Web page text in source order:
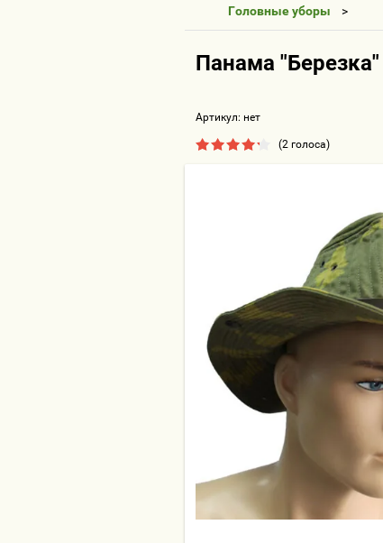
Головные уборы
Панама
Артикул: нет
(2 голоса)